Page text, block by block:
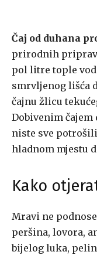
Čaj od duhana
prirodnih
pol litre tople
smrvljenog lišća
čajnu žlicu
Dobivenim čajem
niste sve
hladnom mjestu
Kako
Mravi ne
peršina, lovora,
bijelog luka,